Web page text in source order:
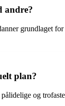
andre?
grundlaget
plan?
og